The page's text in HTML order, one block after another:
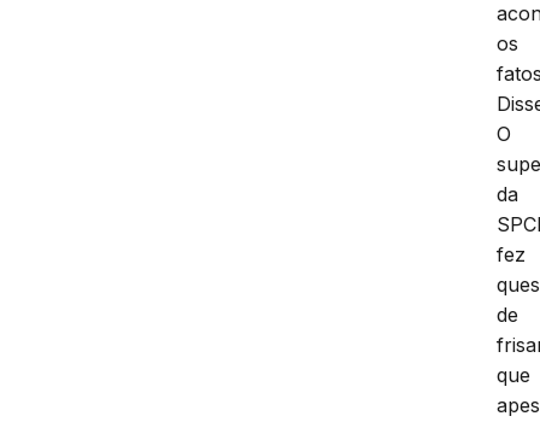
os
O
da
fez
de
que